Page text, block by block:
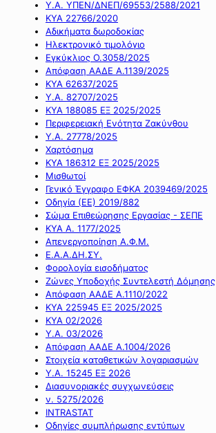
Υ.Α. ΥΠΕΝ/ΔΝΕΠ/69553/2588/2021
ΚΥΑ 22766/2020
Αδικήματα δωροδοκίας
Ηλεκτρονικό τιμολόγιο
Εγκύκλιος Ο.3058/2025
Απόφαση ΑΑΔΕ Α.1139/2025
ΚΥΑ 62637/2025
Υ.Α. 82707/2025
ΚΥΑ 188085 ΕΞ 2025/2025
Περιφερειακή Ενότητα Ζακύνθου
Υ.Α. 27778/2025
Χαρτόσημα
ΚΥΑ 186312 ΕΞ 2025/2025
Μισθωτοί
Γενικό Έγγραφο ΕΦΚΑ 2039469/2025
Οδηγία (ΕΕ) 2019/882
Σώμα Επιθεώρησης Εργασίας - ΣΕΠΕ
ΚΥΑ Α. 1177/2025
Απενεργοποίηση Α.Φ.Μ.
Ε.Α.Α.ΔΗ.ΣΥ.
Φορολογία εισοδήματος
Ζώνες Υποδοχής Συντελεστή Δόμησης
Απόφαση ΑΑΔΕ Α.1110/2022
ΚΥΑ 225945 ΕΞ 2025/2025
ΚΥΑ 02/2026
Υ.Α. 03/2026
Απόφαση ΑΑΔΕ Α.1004/2026
Στοιχεία καταθετικών λογαριασμών
Υ.Α. 15245 ΕΞ 2026
Διασυνοριακές συγχωνεύσεις
ν. 5275/2026
INTRASTAT
Οδηγίες συμπλήρωσης εντύπων